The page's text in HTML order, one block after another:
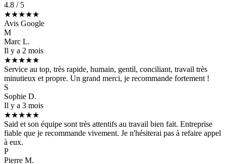
4.8 / 5
★★★★★
Avis Google
M
Marc L.
Il y a 2 mois
★★★★★
Service au top, très rapide, humain, gentil, conciliant, travail très
minutieux et propre. Un grand merci, je recommande fortement !
S
Sophie D.
Il y a 3 mois
★★★★★
Said et son équipe sont très attentifs au travail bien fait. Entreprise
fiable que je recommande vivement. Je n'hésiterai pas à refaire appel
à eux.
P
Pierre M.